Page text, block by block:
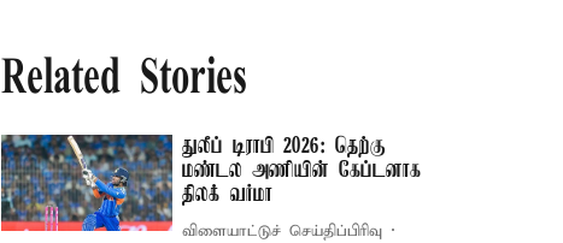
Related Stories
துலீப் டிராபி 2026: தெற்கு
மண்டல அணியின் கேப்டனாக
திலக் வர்மா
விளையாட்டுச் செய்திப்பிரிவு